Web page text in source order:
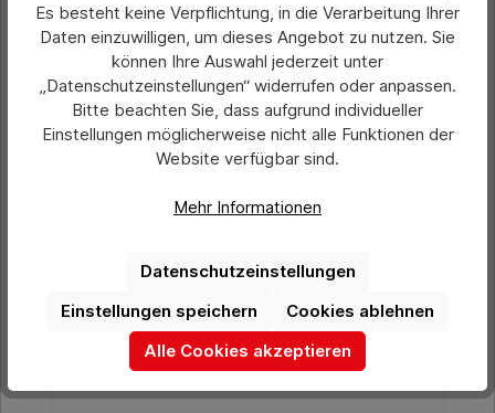
Produktgalerie überspringen
Ähnliche Artikel
Durchschnittliche Bewertung von 0 von 5 Sternen
Einweg-Autoteppichschoner Fuß-Motiv
Es besteht keine Verpflichtung, in die Verarbeitung Ihrer
Daten einzuwilligen, um dieses Angebot zu nutzen. Sie
können Ihre Auswahl jederzeit unter
„Datenschutzeinstellungen“ widerrufen oder anpassen.
Bitte beachten Sie, dass aufgrund individueller
Einstellungen möglicherweise nicht alle Funktionen der
Website verfügbar sind.
Mehr Informationen
Datenschutzeinstellungen
Cookies ablehnen
Einstellungen speichern
Alle Cookies akzeptieren